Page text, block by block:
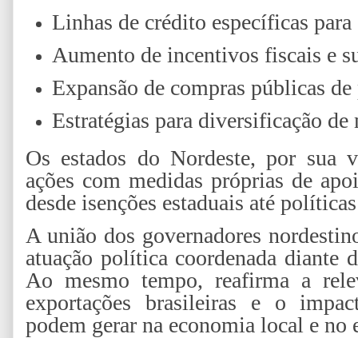
Linhas de crédito específicas
Aumento de incentivos fiscais e
Expansão de compras públicas
Estratégias para diversificação
Os estados do Nordeste, por sua
ações com medidas próprias de
desde isenções estaduais até
A união dos governadores
atuação política coordenada diante
Ao mesmo tempo, reafirma a
exportações brasileiras e o
podem gerar na economia local e no